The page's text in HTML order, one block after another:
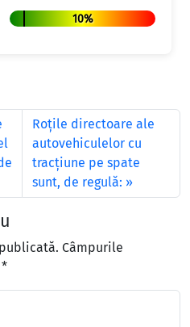
10%
Roţile directoare ale
autovehiculelor cu
tracţiune pe spate
sunt, de regulă:
Câmpurile
*